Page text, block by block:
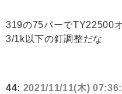
319の75パーでTY22500
3/1k以下の釘調整だな
44: 2021/11/11(木)